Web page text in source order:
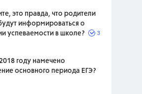
это правда, что родители
информироваться о
успеваемости в школе?
3
году намечено
основного периода ЕГЭ?